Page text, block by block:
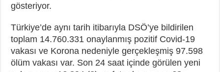
gösteriyor.
Türkiye’de aynı tarih itibarıyla DSÖ’ye bildirilen
toplam 14.760.331 onaylanmış pozitif Covid-19
vakası ve Korona nedeniyle gerçekleşmiş 97.598
ölüm vakası var. Son 24 saat içinde görülen yeni